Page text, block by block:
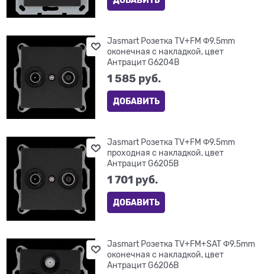
Jasmart Розетка TV+FM Φ9.5mm
оконечная с накладкой, цвет
Антрацит G6204B
1 585 руб.
ДОБАВИТЬ
Jasmart Розетка TV+FM Φ9.5mm
проходная с накладкой, цвет
Антрацит G6205B
1 701 руб.
ДОБАВИТЬ
Jasmart Розетка TV+FM+SAT Φ9.5mm
оконечная с накладкой, цвет
Антрацит G6206B